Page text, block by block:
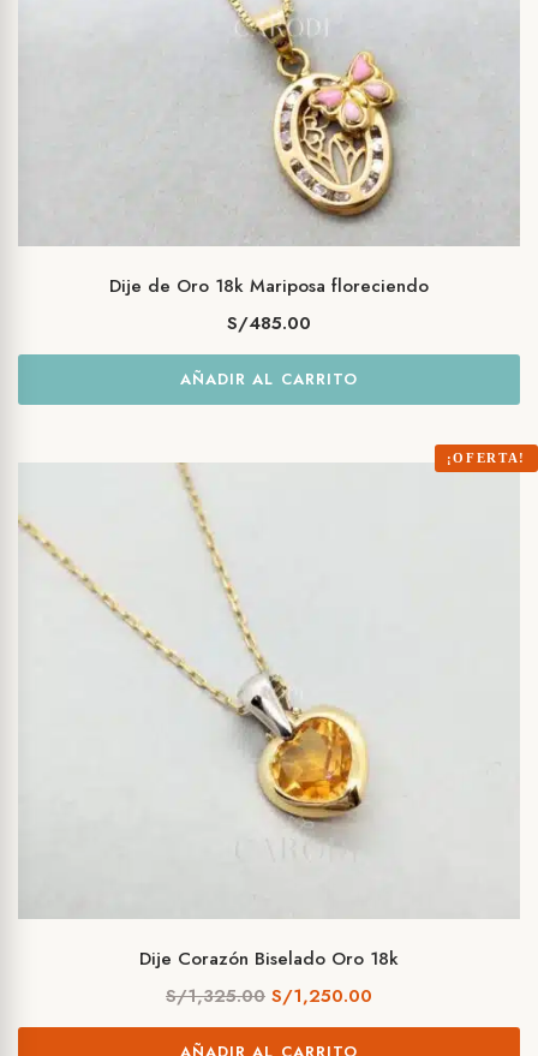
Dije de Oro 18k Mariposa floreciendo
S/485.00
AÑADIR AL CARRITO
¡OFERTA!
Dije Corazón Biselado Oro 18k
S/1,325.00 El
precio
S/1,250.00
precio
AÑADIR AL CARRITO